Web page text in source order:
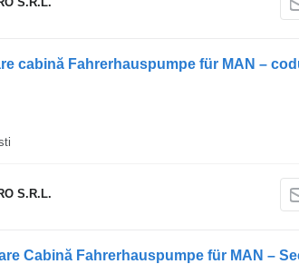
S.R.L.
Cabină Fahrerhauspumpe für MAN –